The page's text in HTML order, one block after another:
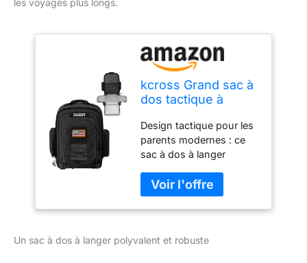
kcross Grand sac à
dos tactique à
à langer, sacs de
voyage pour
maman et papa,
noir, One Size, Sac
à langer Dad
Design tactique pour les
parents modernes : ce
sac à dos à langer
conçu pour le papa
dynamique de maman,
avec des patchs
de sangle MOLLE, vous
Un sac à dos à langer polyvalent et robuste